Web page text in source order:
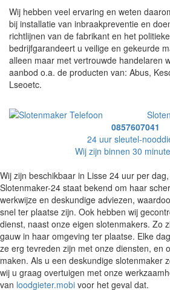
Wij hebben veel ervaring en weten
bij installatie van inbraakpreventie en
richtlijnen van de fabrikant en het
bedrijfgarandeert u veilige en gekeurde
alleen maar met vertrouwde handelaren
aanbod o.a. de producten van: Abus,
Lseoetc.
0857607041
24 uur sleutel-
Wij zijn binnen 30
Wij zijn beschikbaar in Lisse 24 uur per
Slotenmaker-24 staat bekend om haar
werkwijze en deskundige adviezen,
snel ter plaatse zijn. Ook hebben wij
dienst, naast onze eigen slotenmakers. Zo
gauw in haar omgeving ter plaatse. Elke
ze erg tevreden zijn met onze diensten, en
maken. Als u een deskundige slotenmaker
wij u graag overtuigen met onze
van loodgieter.mobi voor het geval dat.